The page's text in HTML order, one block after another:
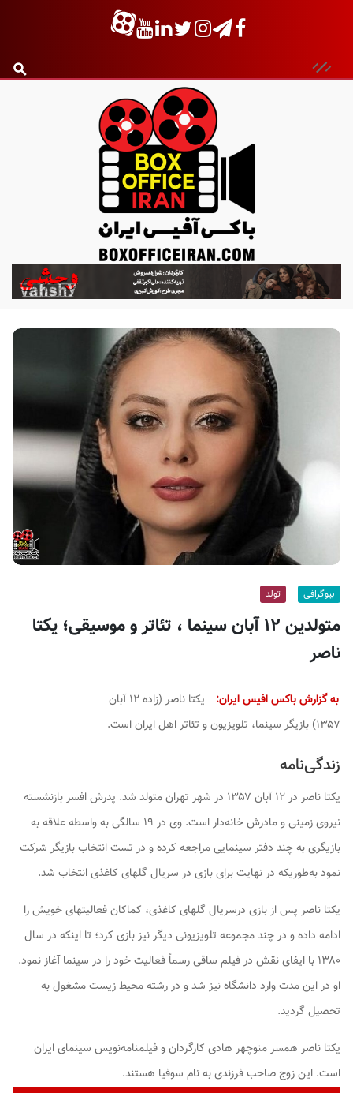
ب
ا
ک
س
آ
ف
ی
س
ی
ن
بیوگرافی تولد
متولدین ۱۲ آبان سینما ، تئاتر و موسیقی؛ یکتا
ناصر
به گزارش باکس افیس ایران:
یکتا ناصر (زاده ۱۲ آبان
۱۳۵۷) بازیگر سینما، تلویزیون و تئاتر اهل ایران است.
زندگی‌نامه
یکتا ناصر در ۱۲ آبان ۱۳۵۷ در شهر تهران متولد شد. پدرش افسر بازنشسته
نیروی زمینی و مادرش خانه‌دار است. وی در ۱۹ سالگی به واسطه علاقه به
بازیگری به چند دفتر سینمایی مراجعه کرده و در تست انتخاب بازیگر شرکت
نمود به‌طوریکه در نهایت برای بازی در سریال گلهای کاغذی انتخاب شد.
یکتا ناصر پس از بازی درسریال گلهای کاغذی، کماکان فعالیتهای خویش را
ادامه داده و در چند مجموعه تلویزیونی دیگر نیز بازی کرد؛ تا اینکه در سال
۱۳۸۰ با ایفای نقش در فیلم ساقی رسماً فعالیت خود را در سینما آغاز نمود.
او در این مدت وارد دانشگاه نیز شد و در رشته محیط زیست مشغول به
تحصیل گردید.
یکتا ناصر همسر منوچهر هادی کارگردان و فیلمنامه‌نویس سینمای ایران
است. این زوج صاحب فرزندی به نام سوفیا هستند.